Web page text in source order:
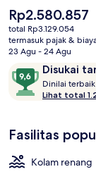
relaksasi, dan
dan staf. Properti
Trem Universitas
Trem Strozzi -
Harga
saat
ini
Rp2.580.857
Rp2.580.857
total Rp3.129.054
termasuk pajak &
23 Agu - 24 Agu
Ulasan Disukai
9,6
dari
10,
tamu
Dinilai
Lihat total
Fasilitas
Kolam renang